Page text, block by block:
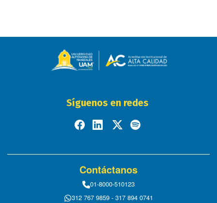
Síguenos en redes
Contáctanos
01-8000-510123
312 767 9859 - 317 894 0741